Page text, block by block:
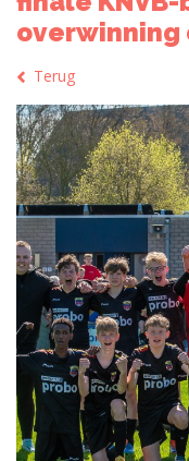
overwinning
Terug